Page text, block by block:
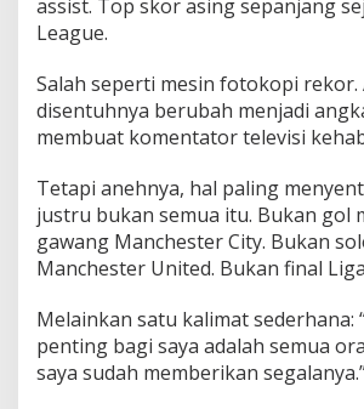
assist. Top skor asing sepanjang
League.
Salah seperti mesin fotokopi rekor.
disentuhnya berubah menjadi
membuat komentator televisi
Tetapi anehnya, hal paling
justru bukan semua itu. Bukan gol
gawang Manchester City. Bukan
Manchester United. Bukan final
Melainkan satu kalimat sederhana:
penting bagi saya adalah semua
saya sudah memberikan